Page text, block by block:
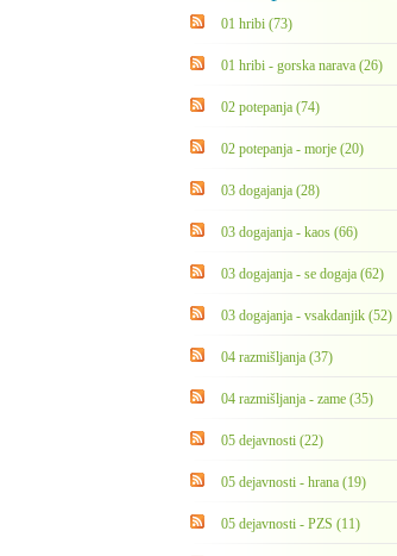
01 hribi (73)
01 hribi - gorska narava (26)
02 potepanja (74)
02 potepanja - morje (20)
03 dogajanja (28)
03 dogajanja - kaos (66)
03 dogajanja - se dogaja (62)
03 dogajanja - vsakdanjik (52)
04 razmišljanja (37)
04 razmišljanja - zame (35)
05 dejavnosti (22)
05 dejavnosti - hrana (19)
05 dejavnosti - PZS (11)